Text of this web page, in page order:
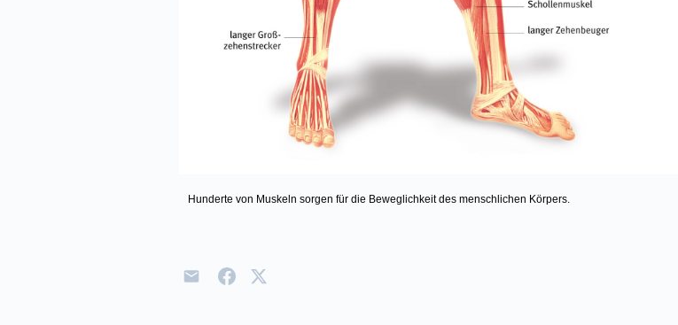
Hunderte von Muskeln sorgen für die Beweglichkeit des menschlichen Körpers.